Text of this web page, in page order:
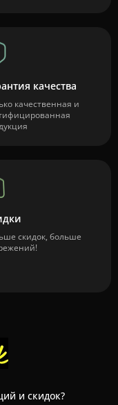
качества
качественная и
скидок, больше
и скидок?